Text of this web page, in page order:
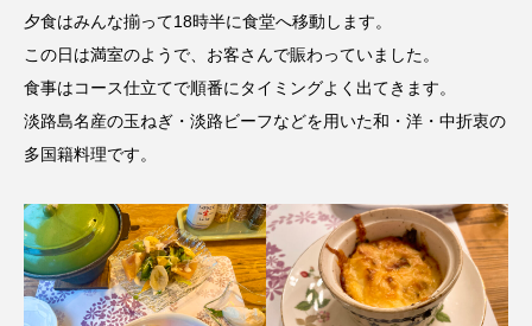
夕食はみんな揃って18時半に食堂へ移動します。
この日は満室のようで、お客さんで賑わっていました。
食事はコース仕立てで順番にタイミングよく出てきます。
淡路島名産の玉ねぎ・淡路ビーフなどを用いた和・洋・中折衷の
多国籍料理です。